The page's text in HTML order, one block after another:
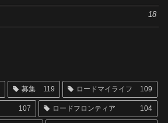
18
募集 119 ロードマイライフ 109
107 ロードフロンティア 104